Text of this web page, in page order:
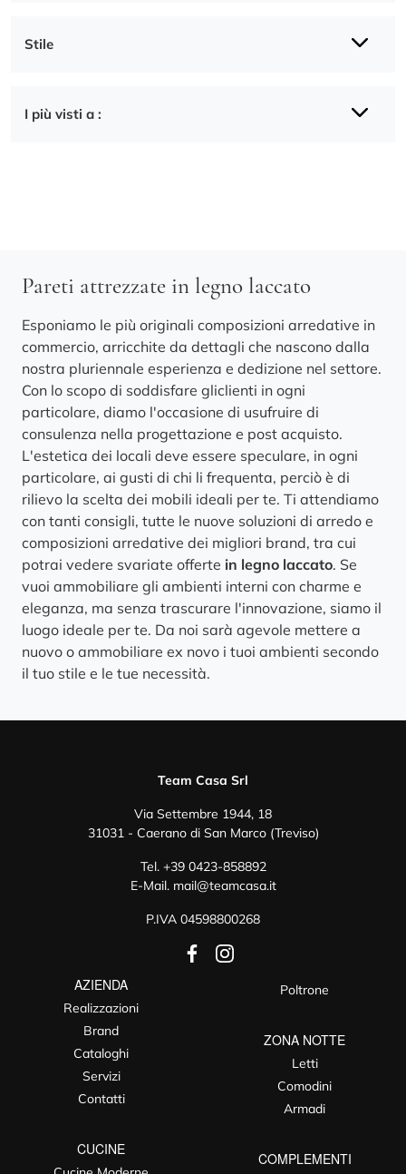
Stile
I più visti a :
Pareti attrezzate in legno laccato
Esponiamo le più originali composizioni arredative in
commercio, arricchite da dettagli che nascono dalla
nostra pluriennale esperienza e dedizione nel settore.
Con lo scopo di soddisfare gliclienti in ogni
particolare, diamo l'occasione di usufruire di
consulenza nella progettazione e post acquisto.
L'estetica dei locali deve essere speculare, in ogni
particolare, ai gusti di chi li frequenta, perciò è di
rilievo la scelta dei mobili ideali per te. Ti attendiamo
con tanti consigli, tutte le nuove soluzioni di arredo e
composizioni arredative dei migliori brand, tra cui
potrai vedere svariate offerte in legno laccato. Se
vuoi ammobiliare gli ambienti interni con charme e
eleganza, ma senza trascurare l'innovazione, siamo il
luogo ideale per te. Da noi sarà agevole mettere a
nuovo o ammobiliare ex novo i tuoi ambienti secondo
il tuo stile e le tue necessità.
Team Casa Srl
Via Settembre 1944, 18
31031 - Caerano di San Marco (Treviso)
Tel. +39 0423-858892
E-Mail. mail@teamcasa.it
P.IVA 04598800268
AZIENDA
Realizzazioni
Brand
Cataloghi
Servizi
Contatti
CUCINE
Poltrone
ZONA NOTTE
Letti
Comodini
Armadi
COMPLEMENTI